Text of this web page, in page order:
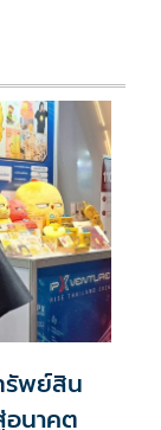
รัพย์สิน
นาคต